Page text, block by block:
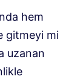
hem
gitmeyi mi
uzanan